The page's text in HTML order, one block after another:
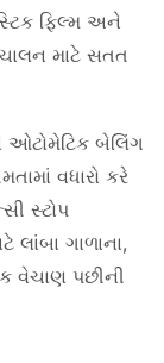
ફિલ્મ અને
માટે સતત
બેલિંગ
વધારો કરે
સ્ટોપ
ગાળાના,
વેચાણ પછીની